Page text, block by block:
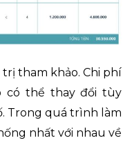
tham khảo. Chi phí
có thể thay đổi tùy
Trong quá trình làm
nhất với nhau về